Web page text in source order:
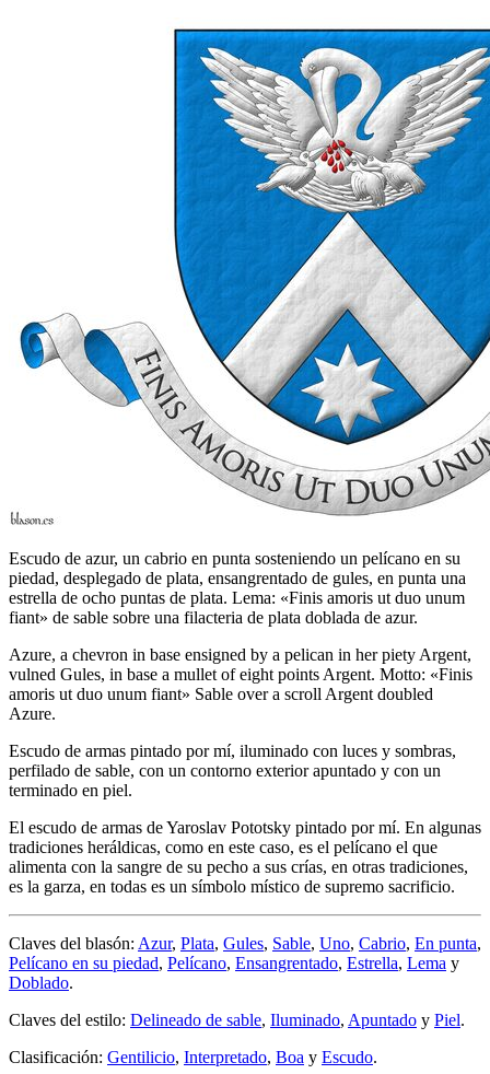
Escudo de azur, un cabrio en punta sosteniendo un pelícano en su
piedad, desplegado de plata, ensangrentado de gules, en punta una
estrella de ocho puntas de plata. Lema: «Finis amoris ut duo unum
fiant» de sable sobre una filacteria de plata doblada de azur.
Azure, a chevron in base ensigned by a pelican in her piety Argent,
vulned Gules, in base a mullet of eight points Argent. Motto: «Finis
amoris ut duo unum fiant» Sable over a scroll Argent doubled
Azure.
Escudo de armas pintado por mí, iluminado con luces y sombras,
perfilado de sable, con un contorno exterior apuntado y con un
terminado en piel.
El escudo de armas de Yaroslav Pototsky pintado por mí. En algunas
tradiciones heráldicas, como en este caso, es el pelícano el que
alimenta con la sangre de su pecho a sus crías, en otras tradiciones,
es la garza, en todas es un símbolo místico de supremo sacrificio.
Claves del blasón: Azur, Plata, Gules, Sable, Uno, Cabrio, En punta,
Pelícano en su piedad, Pelícano, Ensangrentado, Estrella, Lema y
Doblado.
Claves del estilo: Delineado de sable, Iluminado, Apuntado y Piel.
Clasificación: Gentilicio, Interpretado, Boa y Escudo.